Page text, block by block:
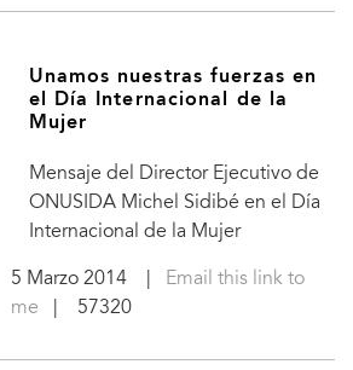
Unamos nuestras fuerzas en
el Día Internacional de la
Mujer
Mensaje del Director Ejecutivo de
ONUSIDA Michel Sidibé en el Día
Internacional de la Mujer
5 Marzo 2014|
Email this link to
me | 57320